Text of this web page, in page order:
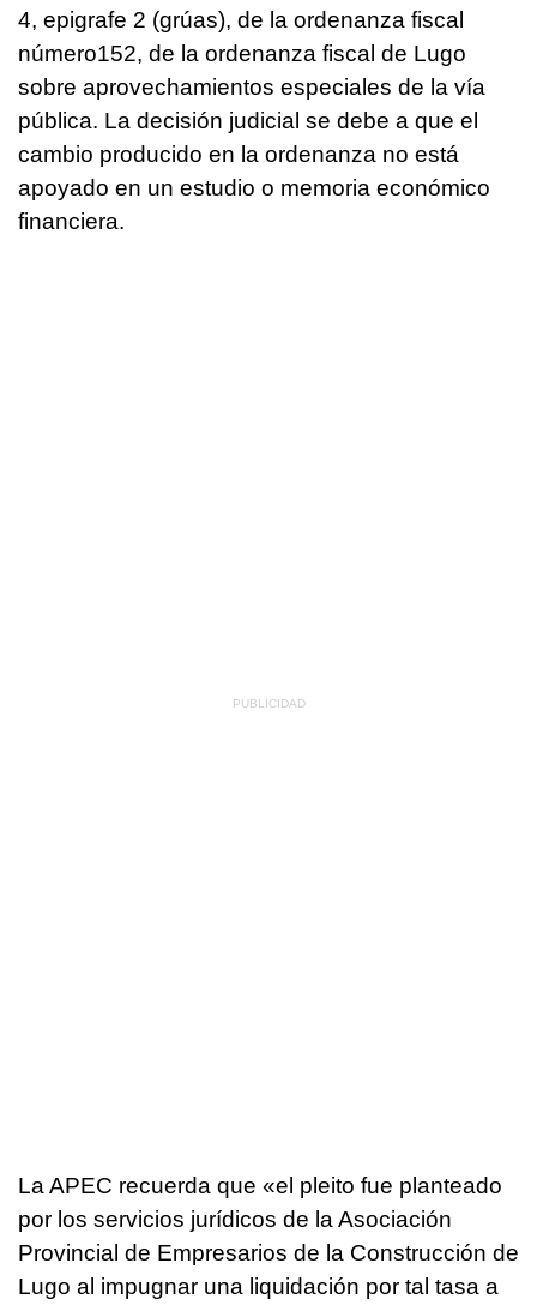
4, epigrafe 2 (grúas), de la ordenanza fiscal
número152, de la ordenanza fiscal de Lugo
sobre aprovechamientos especiales de la vía
pública. La decisión judicial se debe a que el
cambio producido en la ordenanza no está
apoyado en un estudio o memoria económico
financiera.
La APEC recuerda que «el pleito fue planteado
por los servicios jurídicos de la Asociación
Provincial de Empresarios de la Construcción de
Lugo al impugnar una liquidación por tal tasa a